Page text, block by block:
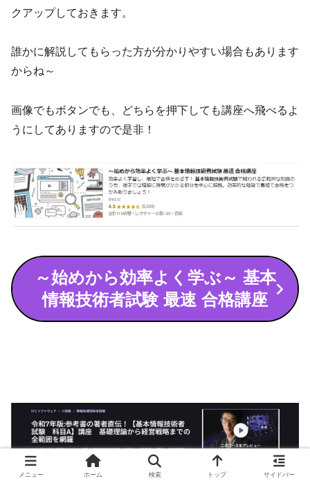
クアップしておきます。
誰かに解説してもらった方が分かりやすい場合もあります
からね～
画像でもボタンでも、どちらを押下しても講座へ飛べるよ
うにしてありますので是非！
～始めから効率よく学ぶ～ 基本
情報技術者試験 最速 合格講座
メニュー ホーム 検索 トップ サイドバー